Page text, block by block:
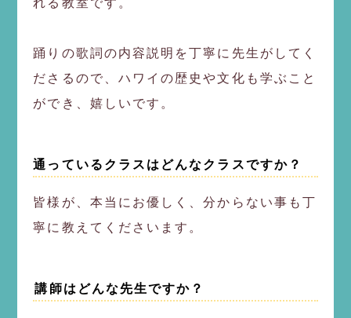
れる教室です。
踊りの歌詞の内容説明を丁寧に先生がしてく
ださるので、ハワイの歴史や文化も学ぶこと
ができ、嬉しいです。
通っているクラスはどんなクラスですか？
皆様が、本当にお優しく、分からない事も丁
寧に教えてくださいます。
️講師はどんな先生ですか？